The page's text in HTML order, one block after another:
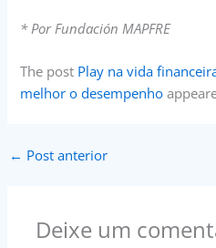
* Por Fundación MAPFRE
The post Play na vida
melhor o desempenho
← Post anterior
Deixe um